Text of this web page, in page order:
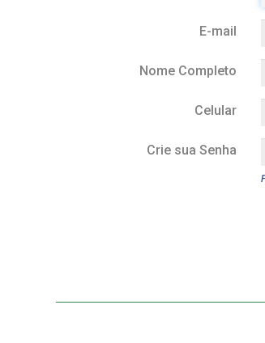
E-mail
Nome Completo
Celular
Crie sua Senha